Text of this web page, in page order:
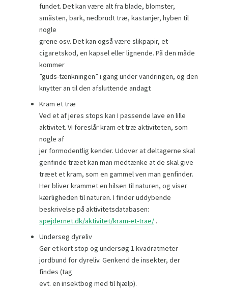
fundet. Det kan være alt fra blade, blomster,
småsten, bark, nedbrudt træ, kastanjer, hyben til
nogle
grene osv. Det kan også være slikpapir, et
cigaretskod, en kapsel eller lignende. På den måde
kommer
”guds-tænkningen” i gang under vandringen, og den
knytter an til den afsluttende andagt
Kram et træ
Ved et af jeres stops kan I passende lave en lille
aktivitet. Vi foreslår kram et træ aktiviteten, som
nogle af
jer formodentlig kender. Udover at deltagerne skal
genfinde træet kan man medtænke at de skal give
træet et kram, som en gammel ven man genfinder.
Her bliver krammet en hilsen til naturen, og viser
kærligheden til naturen. I finder uddybende
beskrivelse på aktivitetsdatabasen:
spejdernet.dk/aktivitet/kram-et-trae/.
Undersøg dyreliv
Gør et kort stop og undersøg 1 kvadratmeter
jordbund for dyreliv. Genkend de insekter, der
findes (tag
evt. en insektbog med til hjælp).